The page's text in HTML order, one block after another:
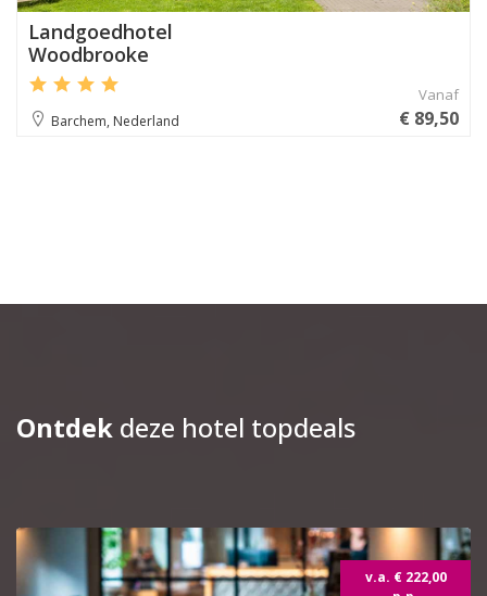
Landgoedhotel
Woodbrooke
Barchem, Nederland
Vanaf
€ 89,50
Ontdek deze hotel topdeals
v.a. € 222,00